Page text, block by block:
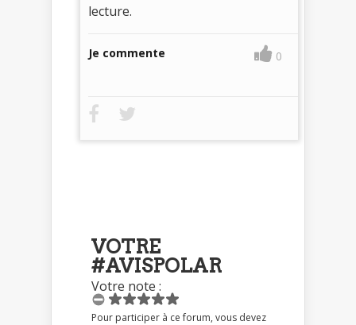
lecture.
Je commente 0
VOTRE
#AVISPOLAR
Votre note :
Pour participer à ce forum, vous devez